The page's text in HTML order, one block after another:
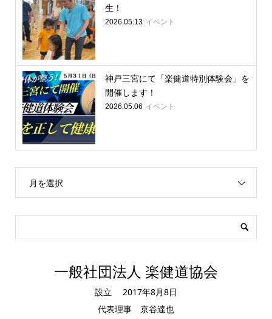
生！
2026.05.13 イベント
神戸三宮にて「楽健道特別体験会」を
開催します！
2026.05.06 イベント
月を選択
一般社団法人 楽健道協会
設立 2017年8月8日
代表理事 京谷達也